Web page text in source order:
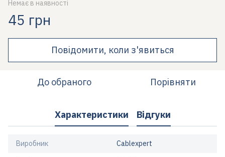
Немає в наявності
45 грн
Повідомити, коли з'явиться
До обраного Порівняти
Характеристики Відгуки
Виробник Cablexpert